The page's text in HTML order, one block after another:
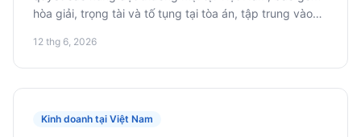
hòa giải, trọng tài và tố tụng tại tòa án, tập trung vào
12 thg 6, 2026
Kinh doanh tại Việt Nam